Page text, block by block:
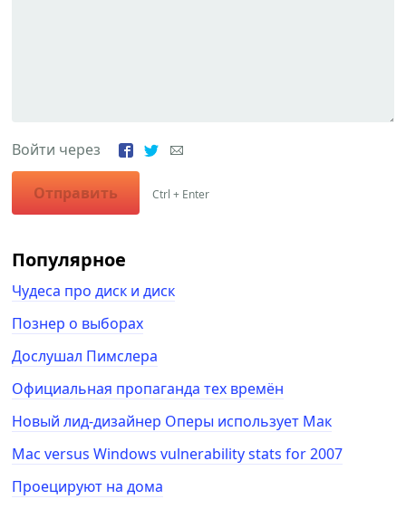
Войти через
Отправить Ctrl + Enter
Популярное
Чудеса про диск и диск
Познер о выборах
Дослушал Пимслера
Официальная пропаганда тех времён
Новый лид-дизайнер Оперы использует Мак
Mac versus Windows vulnerability stats for 2007
Проецируют на дома